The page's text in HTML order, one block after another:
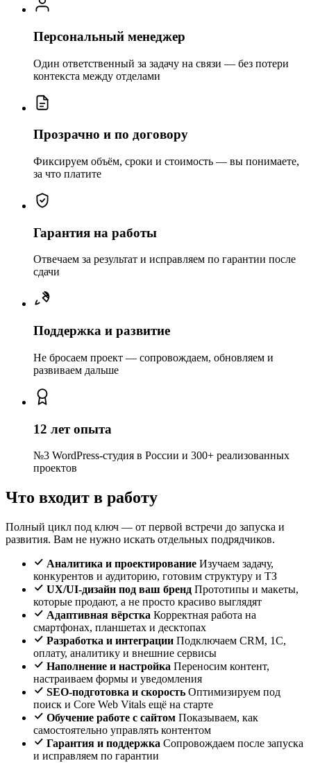
Персональный менеджер
Один ответственный за задачу на связи — без потери
контекста между отделами
Прозрачно и по договору
Фиксируем объём, сроки и стоимость — вы понимаете,
за что платите
Гарантия на работы
Отвечаем за результат и исправляем по гарантии после
сдачи
Поддержка и развитие
Не бросаем проект — сопровождаем, обновляем и
развиваем дальше
12 лет опыта
№3 WordPress-студия в России и 300+ реализованных
проектов
Что входит в работу
Полный цикл под ключ — от первой встречи до запуска и
развития. Вам не нужно искать отдельных подрядчиков.
Аналитика и проектирование Изучаем задачу,
конкурентов и аудиторию, готовим структуру и ТЗ
UX/UI-дизайн под ваш бренд Прототипы и макеты,
которые продают, а не просто красиво выглядят
Адаптивная вёрстка Корректная работа на
смартфонах, планшетах и десктопах
Разработка и интеграции Подключаем CRM, 1С,
оплату, аналитику и внешние сервисы
Наполнение и настройка Переносим контент,
настраиваем формы и уведомления
SEO-подготовка и скорость Оптимизируем под
поиск и Core Web Vitals ещё на старте
Обучение работе с сайтом Показываем, как
самостоятельно управлять контентом
Гарантия и поддержка Сопровождаем после запуска
и исправляем по гарантии